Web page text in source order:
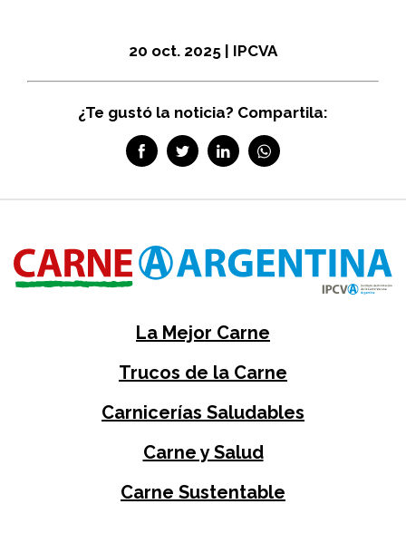
20 oct. 2025 IPCVA
¿Te gustó la noticia? Compartila:
La Mejor Carne
Trucos de la Carne
Carnicerías Saludables
Carne y Salud
Carne Sustentable